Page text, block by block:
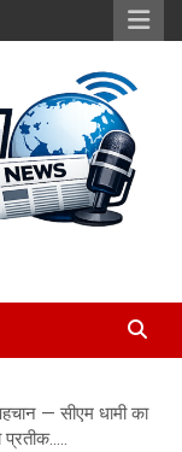
— सीएम धामी का